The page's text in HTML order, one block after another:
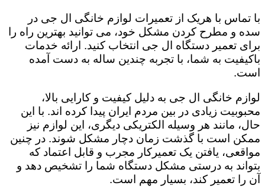
با تماس با هریک از تعمیرات لوازم خانگی ال جی در
سده و مطرح کردن مشکل خود، می توانید بهترین راه را
برای تعمیر دستگاه ال جی انتخاب کنید. ارائه خدمات
باکیفیت به شما، با تجربه چندین ساله به دست آمده
است.
لوازم خانگی ال جی به دلیل کیفیت و کارایی بالا،
محبوبیت زیادی در بین مردم ایران پیدا کرده اند. با این
حال، مانند هر وسیله الکتریکی دیگری، این لوازم نیز
ممکن است با گذشت زمان دچار مشکل شوند. در چنین
مواقعی، یافتن یک تعمیرکار مجرب و قابل اعتماد که
بتواند به درستی مشکل دستگاه شما را تشخیص دهد و
آن را تعمیر کند، بسیار مهم است.